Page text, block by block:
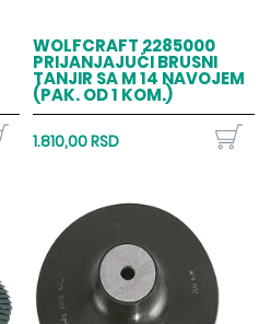
WOLFCRAFT 2285000
PRIJANJAJUĆI BRUSNI
TANJIR SA M 14 NAVOJEM
(PAK. OD 1 KOM.)
1.810,00 RSD